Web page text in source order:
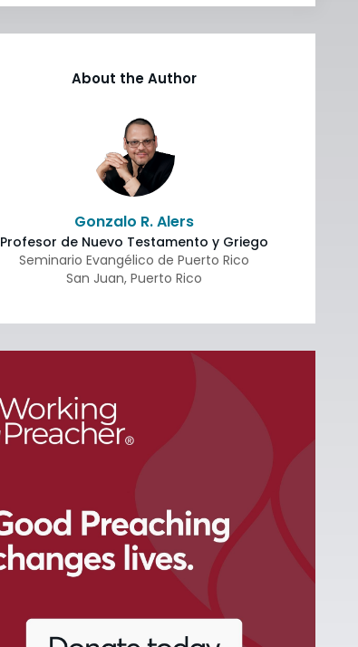
About the Author
Gonzalo R. Alers
Profesor de Nuevo Testamento y Griego
Seminario Evangélico de Puerto Rico
San Juan, Puerto Rico